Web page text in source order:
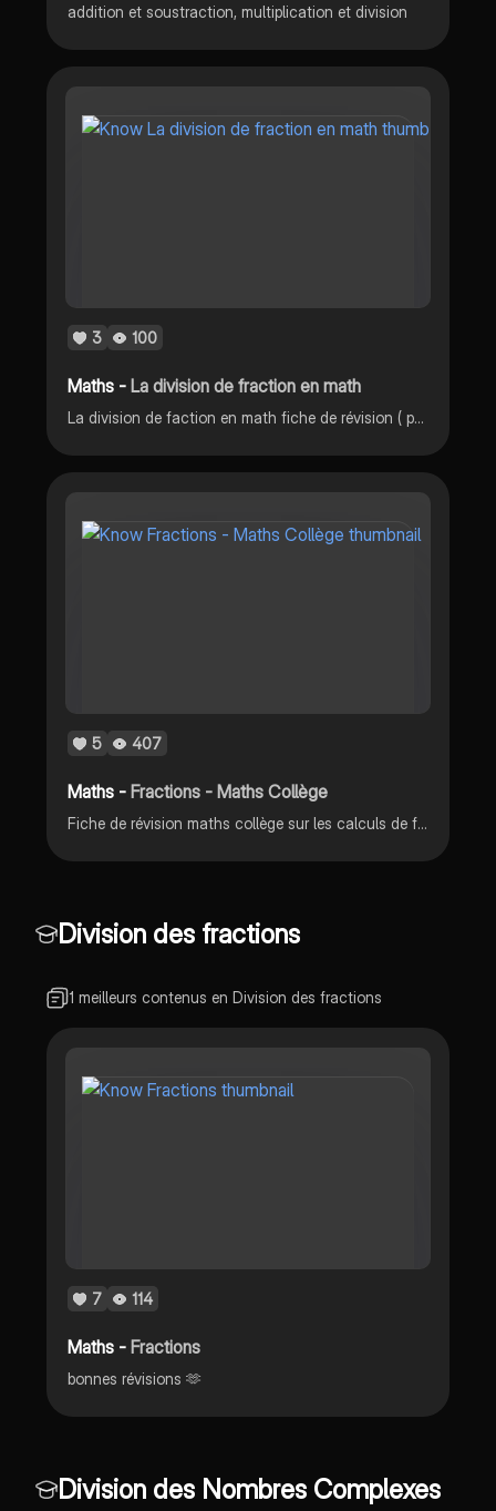
addition et soustraction, multiplication et division
3 100
Maths -La division de fraction en math
La division de faction en math fiche de révision ( pour le brevet ou autre )
5 407
Maths -Fractions - Maths Collège
Fiche de révision maths collège sur les calculs de fractions
Division des fractions
1 meilleurs contenus en Division des fractions
7 114
Maths -Fractions
bonnes révisions 🫶
Division des Nombres Complexes